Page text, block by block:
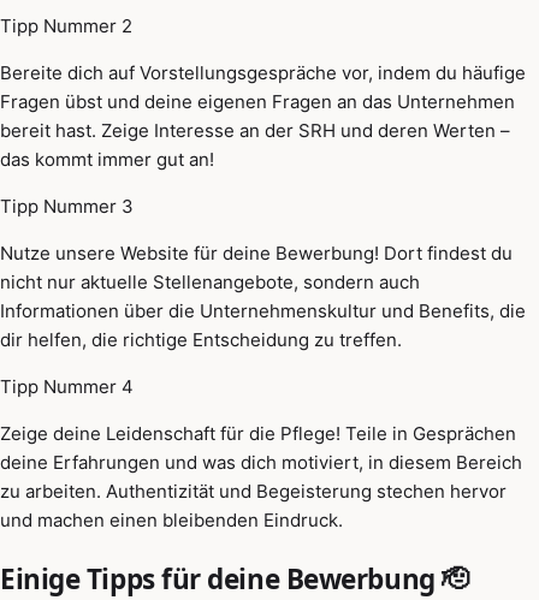
Tipp Nummer 2
Bereite dich auf Vorstellungsgespräche vor, indem du häufige
Fragen übst und deine eigenen Fragen an das Unternehmen
bereit hast. Zeige Interesse an der SRH und deren Werten –
das kommt immer gut an!
Tipp Nummer 3
Nutze unsere Website für deine Bewerbung! Dort findest du
nicht nur aktuelle Stellenangebote, sondern auch
Informationen über die Unternehmenskultur und Benefits, die
dir helfen, die richtige Entscheidung zu treffen.
Tipp Nummer 4
Zeige deine Leidenschaft für die Pflege! Teile in Gesprächen
deine Erfahrungen und was dich motiviert, in diesem Bereich
zu arbeiten. Authentizität und Begeisterung stechen hervor
und machen einen bleibenden Eindruck.
Einige Tipps für deine Bewerbung 🫡